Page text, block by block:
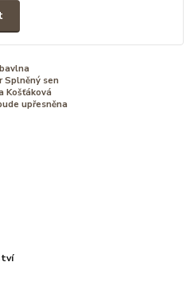
Splněný sen
Košťáková
upřesněna